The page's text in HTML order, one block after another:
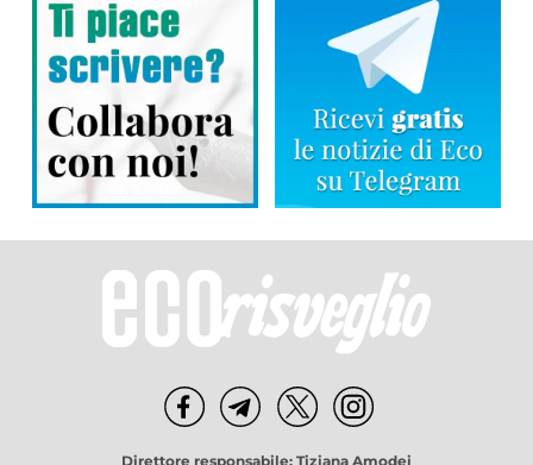
Direttore responsabile: Tiziana Amodei